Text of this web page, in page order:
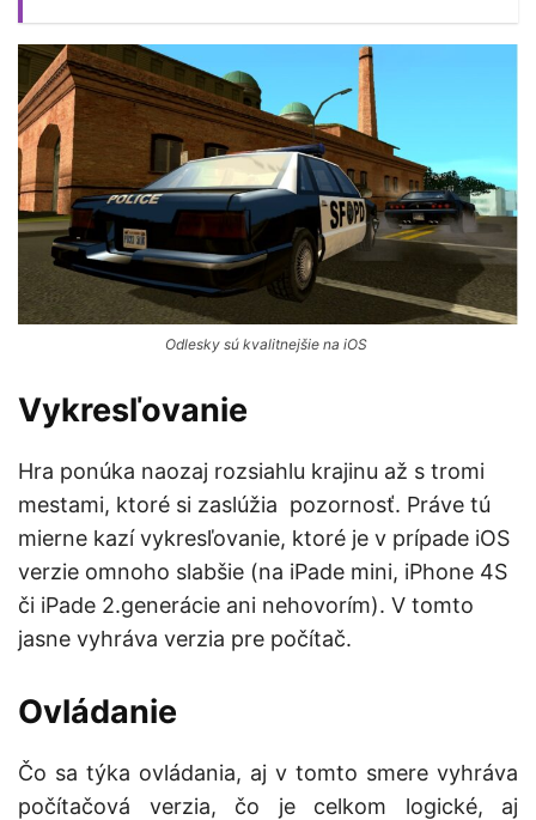
Odlesky sú kvalitnejšie na iOS
Vykresľovanie
Hra ponúka naozaj rozsiahlu krajinu až s tromi
mestami, ktoré si zaslúžia pozornosť. Práve tú
mierne kazí vykresľovanie, ktoré je v prípade iOS
verzie omnoho slabšie (na iPade mini, iPhone 4S
či iPade 2.generácie ani nehovorím). V tomto
jasne vyhráva verzia pre počítač.
Ovládanie
Čo sa týka ovládania, aj v tomto smere vyhráva
počítačová verzia, čo je celkom logické, aj